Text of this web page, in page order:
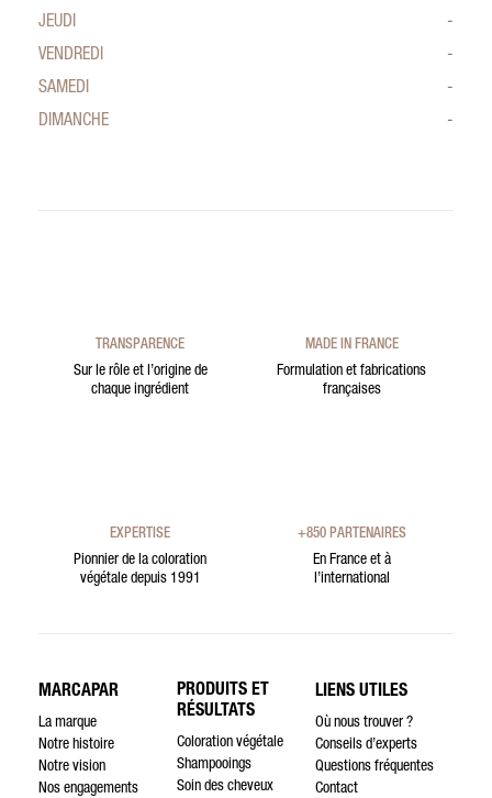
JEUDI
-
VENDREDI
-
SAMEDI
-
DIMANCHE
-
TRANSPARENCE
Sur le rôle et l’origine de
chaque ingrédient
MADE IN FRANCE
Formulation et fabrications
françaises
EXPERTISE
Pionnier de la coloration
végétale depuis 1991
+850 PARTENAIRES
En France et à
l’international
MARCAPAR
La marque
Notre histoire
Notre vision
Nos engagements
PRODUITS ET
RÉSULTATS
Coloration végétale
Shampooings
Soin des cheveux
LIENS UTILES
Où nous trouver ?
Conseils d’experts
Questions fréquentes
Contact